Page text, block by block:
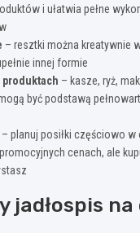
i ułatwia pełne
– resztki można kreatywnie
innej formie
– kasze, ryż,
być podstawą
– planuj posiłki częściowo w
cenach, ale
jadłospis na